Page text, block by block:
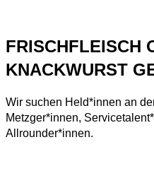
FRISCHFLEISCH
KNACKWURST
Wir suchen Held*innen an
Metzger*innen,
Allrounder*innen.